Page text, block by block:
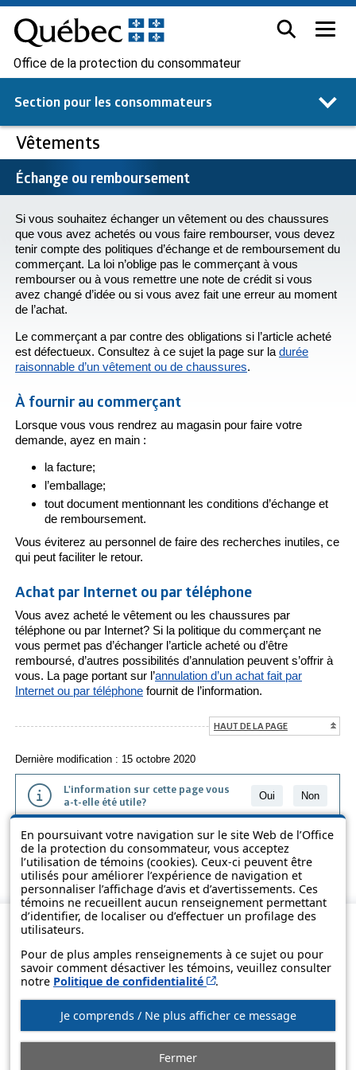
En poursuivant votre navigation sur le site Web de l’Office
de la protection du consommateur, vous acceptez
l’utilisation de témoins (cookies). Ceux-ci peuvent être
utilisés pour améliorer l’expérience de navigation et
personnaliser l’affichage d’avis et d’avertissements. Ces
témoins ne recueillent aucun renseignement permettant
d’identifier, de localiser ou d’effectuer un profilage des
utilisateurs.
Pour de plus amples renseignements à ce sujet ou pour
savoir comment désactiver les témoins, veuillez consulter
notre Politique de confidentialité Cet hyperlien s’ouvrira
.
Je comprends / Ne plus afficher ce message
Fermer
Office de la protection du consommateur
Section pour les consommateurs
Vêtements
Échange ou remboursement
Si vous souhaitez échanger un vêtement ou des chaussures
que vous avez achetés ou vous faire rembourser, vous devez
tenir compte des politiques d’échange et de remboursement du
commerçant. La loi n’oblige pas le commerçant à vous
rembourser ou à vous remettre une note de crédit si vous
avez changé d’idée ou si vous avez fait une erreur au moment
de l’achat.
Le commerçant a par contre des obligations si l’article acheté
est défectueux. Consultez à ce sujet la page sur la durée
raisonnable d’un vêtement ou de chaussures.
À fournir au commerçant
Lorsque vous vous rendrez au magasin pour faire votre
demande, ayez en main :
la facture;
l’emballage;
tout document mentionnant les conditions d’échange et
de remboursement.
Vous éviterez au personnel de faire des recherches inutiles, ce
qui peut faciliter le retour.
Achat par Internet ou par téléphone
Vous avez acheté le vêtement ou les chaussures par
téléphone ou par Internet? Si la politique du commerçant ne
vous permet pas d’échanger l’article acheté ou d’être
remboursé, d’autres possibilités d’annulation peuvent s’offrir à
vous. La page portant sur l’annulation d’un achat fait par
Internet ou par téléphone fournit de l’information.
HAUT DE LA PAGE
Dernière modification : 15 octobre 2020
L'information sur cette page vous
a-t-elle été utile?
Oui Non
L'information présentée dans cette page a été vulgarisée pour en
favoriser la compréhension. Elle ne remplace pas les textes des lois
et des règlements.
© Gouvernement du Québec, 2013-2025